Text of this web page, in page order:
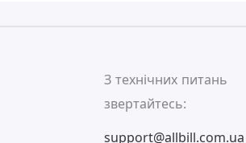
З технічних питань
звертайтесь:
support@allbill.com.ua